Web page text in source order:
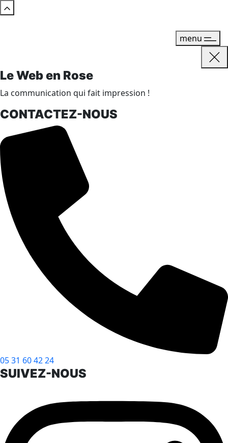
menu
Le Web en Rose
La communication qui fait impression !
CONTACTEZ-NOUS
05 31 60 42 24
SUIVEZ-NOUS